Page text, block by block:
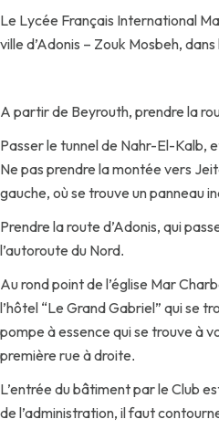
Le Lycée Français International
ville d’Adonis – Zouk Mosbeh,
A partir de Beyrouth, prendre la
Passer le tunnel de Nahr-El-Kalb,
Ne pas prendre la montée vers
gauche, où se trouve un panneau
Prendre la route d’Adonis, qui
l’autoroute du Nord.
Au rond point de l’église Mar
l’hôtel “Le Grand Gabriel” qui se
pompe à essence qui se trouve à
première rue à droite.
L’entrée du bâtiment par le Club
de l’administration, il faut